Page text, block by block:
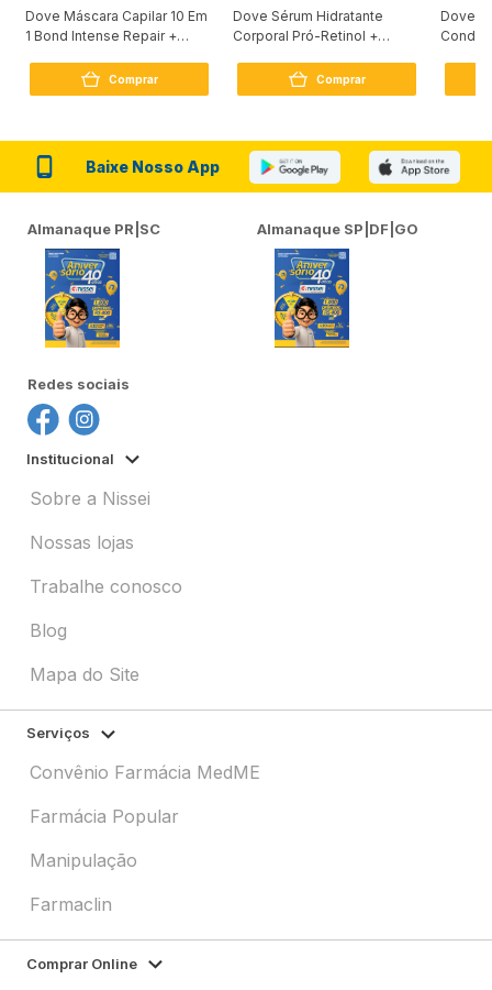
Dove Máscara Capilar 10 Em
1 Bond Intense Repair +
Comprar
Dove Sérum Hidratante
Corporal Pró-Retinol +
Comprar
Dove
Baixe Nosso App
Almanaque PR|SC Almanaque SP|DF|GO
Redes sociais
Institucional
Sobre a Nissei
Nossas lojas
Trabalhe conosco
Blog
Mapa do Site
Serviços
Convênio Farmácia MedME
Farmácia Popular
Manipulação
Farmaclin
Comprar Online